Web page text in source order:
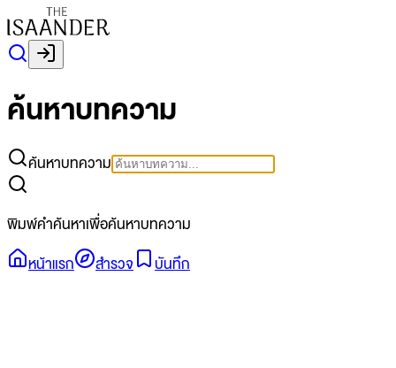
ค้นหาบทความ
ค้นหาบทความ
พิมพ์คำค้นหาเพื่อค้นหาบทความ
หน้าแรก
สำรวจ บันทึก